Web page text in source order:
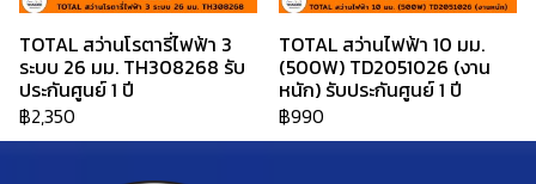
TOTAL สว่านโรตารี่ไฟฟ้า 3
ระบบ 26 มม. TH308268 รับ
ประกันศูนย์ 1 ปี
฿2,350
TOTAL สว่านไฟฟ้า 10 มม.
(500W) TD2051026 (งาน
หนัก) รับประกันศูนย์ 1 ปี
฿990